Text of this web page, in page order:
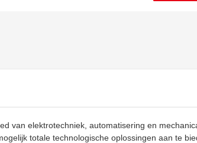
van elektrotechniek, automatisering en
totale technologische oplossingen aan te